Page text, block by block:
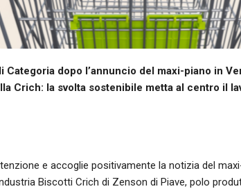
dopo l’annuncio del maxi-piano in
Crich: la svolta sostenibile metta al centro il
e accoglie positivamente la notizia del
Biscotti Crich di Zenson di Piave, polo